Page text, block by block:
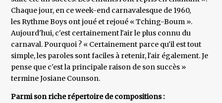
Chaque jour, en ce week-end carnavalesque de 1960,
les Rythme Boys ont joué et rejoué « Tching-Boum ».
Aujourd'hui, c'est certainement l'air le plus connu du
carnaval. Pourquoi ? « Certainement parce qu'il est tout
simple, les paroles sont faciles à retenir, l'air également. Je
pense que c'est la principale raison de son succès »
termine Josiane Counson.
Parmi son riche répertoire de compositions :